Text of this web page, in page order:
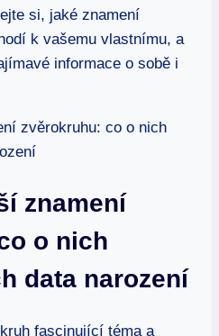
⁤si, jaké⁢ znamení⁢
k vašemu vlastnímu, a​
informace o sobě ‌i⁤
znamení
o nich
data narození
fascinující téma‍ a